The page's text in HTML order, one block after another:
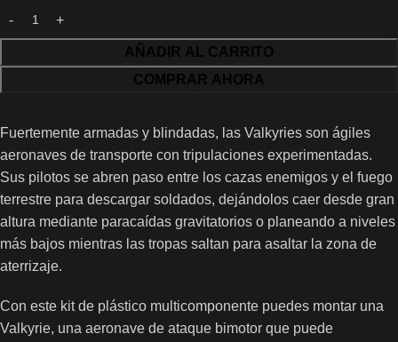
AÑADIR AL CARRITO
COMPRAR AHORA
Fuertemente armadas y blindadas, las Valkyries son ágiles
aeronaves de transporte con tripulaciones experimentadas.
Sus pilotos se abren paso entre los cazas enemigos y el fuego
terrestre para descargar soldados, dejándolos caer desde gran
altura mediante paracaídas gravitatorios o planeando a niveles
más bajos mientras las tropas saltan para asaltar la zona de
aterrizaje.
Con este kit de plástico multicomponente puedes montar una
Valkyrie, una aeronave de ataque bimotor que puede